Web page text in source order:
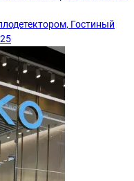
Гостиный